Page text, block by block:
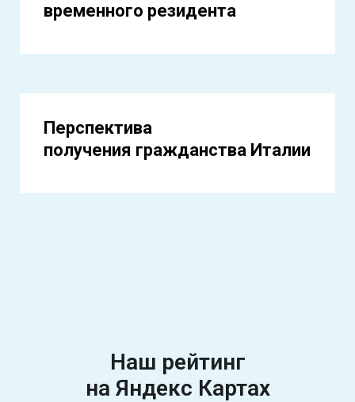
временного резидента
Перспектива
получения гражданства Италии
Наш рейтинг
на Яндекс Картах